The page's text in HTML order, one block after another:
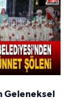
Geleneksel